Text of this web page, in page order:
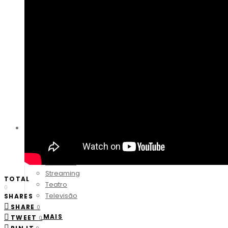
Cinema
Música
Streaming
Teatro
Televisão
LEIA MAIS
TOTAL
0
SHARES
SHARE 0
TWEET 0